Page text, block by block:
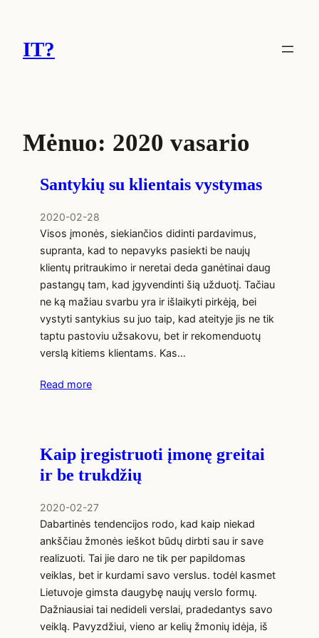
turinioIT?
Mėnuo: 2020 vasario
Santykių su klientais vystymas
2020-02-28
Visos įmonės, siekiančios didinti pardavimus,
supranta, kad to nepavyks pasiekti be naujų
klientų pritraukimo ir neretai deda ganėtinai daug
pastangų tam, kad įgyvendinti šią užduotį. Tačiau
ne ką mažiau svarbu yra ir išlaikyti pirkėją, bei
vystyti santykius su juo taip, kad ateityje jis ne tik
taptu pastoviu užsakovu, bet ir rekomenduotų
verslą kitiems klientams. Kas…
Read more
Kaip įregistruoti įmonę greitai
ir be trukdžių
2020-02-27
Dabartinės tendencijos rodo, kad kaip niekad
ankščiau žmonės ieškot būdų dirbti sau ir save
realizuoti. Tai jie daro ne tik per papildomas
veiklas, bet ir kurdami savo verslus. todėl kasmet
Lietuvoje gimsta daugybę naujų verslo formų.
Dažniausiai tai nedideli verslai, pradedantys savo
veiklą. Pavyzdžiui, vieno ar kelių žmonių idėja, iš